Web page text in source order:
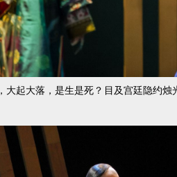
大起大落，是生是死？目及宫廷隐约